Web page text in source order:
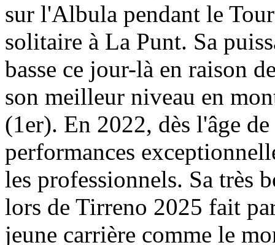
sur l'Albula pendant le
solitaire à La Punt. Sa
basse ce jour-là en raison
son meilleur niveau en
(1er). En 2022, dès l'âge
performances
les professionnels. Sa très
lors de Tirreno 2025 fait
jeune carrière comme le